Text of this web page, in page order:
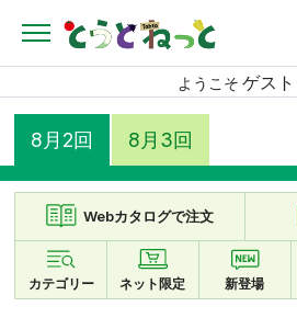
ようこそ ゲスト
8月2回 8月3回
Webカタログで注文
カテゴリー ネット限定 新登場